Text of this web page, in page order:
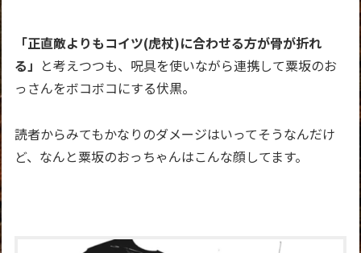
「正直敵よりもコイツ(虎杖)に合わせる方が骨が折れ
る」 と考えつつも、呪具を使いながら連携して粟坂のお
っさんをボコボコにする伏黒。
読者からみてもかなりのダメージはいってそうなんだけ
ど、なんと粟坂のおっちゃんはこんな顔してます。